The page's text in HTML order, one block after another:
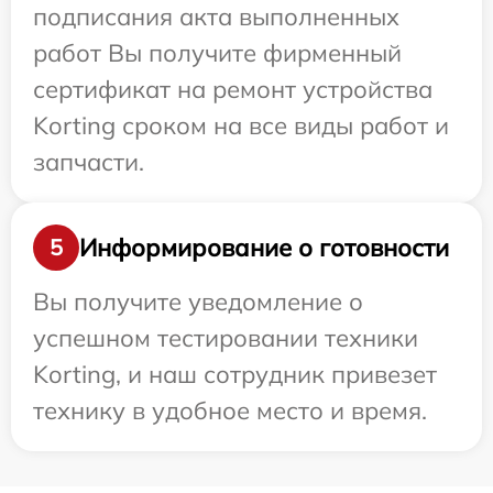
подписания акта выполненных
работ Вы получите фирменный
сертификат на ремонт устройства
Korting сроком на все виды работ и
запчасти.
5
Информирование о готовности
Вы получите уведомление о
успешном тестировании техники
Korting, и наш сотрудник привезет
технику в удобное место и время.